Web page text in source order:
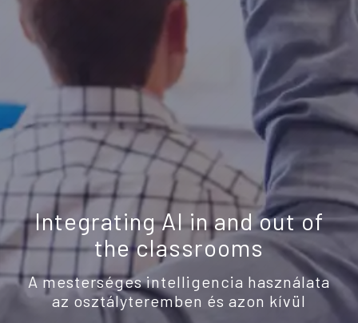
Integrating AI in and out of
the classrooms
A mesterséges intelligencia használata
az osztályteremben és azon kívül